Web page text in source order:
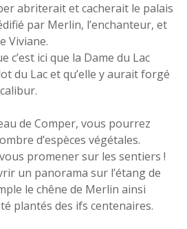
abriterait et cacherait le palais
par Merlin, l’enchanteur, et
Viviane.
c’est ici que la Dame du Lac
du Lac et qu’elle y aurait forgé
de Comper, vous pourrez
d’espèces végétales.
promener sur les sentiers !
un panorama sur l’étang de
le chêne de Merlin ainsi
plantés des ifs centenaires.